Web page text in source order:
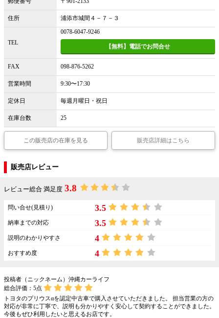
住所 浦添市城間４－７－３
TEL
0078-6047-9246
【無料】電話でお問合せ
FAX 098-876-5262
営業時間 9:30〜17:30
定休日 毎週月曜日・祝日
在庫台数 25
この販売店の在庫を見る 販売店詳細はこちら
販売店レビュー
レビュー総合 満足度 3.8
問い合せ(見積り) 3.5
納車までの対応 3.5
説明のわかりやすさ 4
おすすめ度 4
投稿者（ニックネーム）沖縄カーライフ
総合評価： 5点
トヨタのプリウスαを認定中古車で購入させていただきました。 担当営業の方の
対応が非常に丁寧で、説明も分かりやすく安心して契約することができました。
今後もぜひ利用したいと思えるお店です。